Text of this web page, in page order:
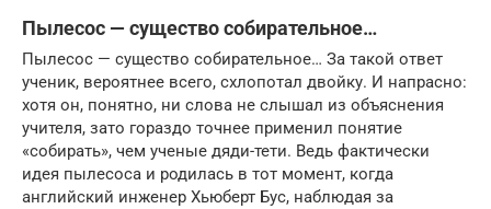
Пылесос — существо собирательное…
Пылесос — существо собирательное… За такой ответ
ученик, вероятнее всего, схлопотал двойку. И напрасно:
хотя он, понятно, ни слова не слышал из объяснения
учителя, зато гораздо точнее применил понятие
«собирать», чем ученые дяди-тети. Ведь фактически
идея пылесоса и родилась в тот момент, когда
английский инженер Хьюберт Бус, наблюдая за